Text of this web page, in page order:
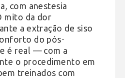
com anestesia
mito da dor
a extração de siso
do pós-
é real — com a
o procedimento em
treinados com